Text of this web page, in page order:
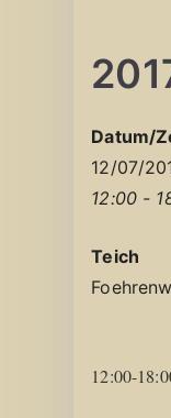
Datum/
12/07/
12:00 -
Teich
12:00-